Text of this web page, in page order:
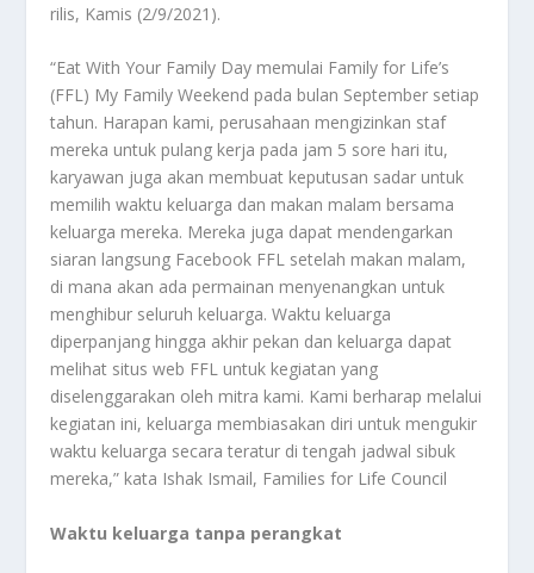
rilis, Kamis (2/9/2021).
“Eat With Your Family Day memulai Family for Life’s
(FFL) My Family Weekend pada bulan September setiap
tahun. Harapan kami, perusahaan mengizinkan staf
mereka untuk pulang kerja pada jam 5 sore hari itu,
karyawan juga akan membuat keputusan sadar untuk
memilih waktu keluarga dan makan malam bersama
keluarga mereka. Mereka juga dapat mendengarkan
siaran langsung Facebook FFL setelah makan malam,
di mana akan ada permainan menyenangkan untuk
menghibur seluruh keluarga. Waktu keluarga
diperpanjang hingga akhir pekan dan keluarga dapat
melihat situs web FFL untuk kegiatan yang
diselenggarakan oleh mitra kami. Kami berharap melalui
kegiatan ini, keluarga membiasakan diri untuk mengukir
waktu keluarga secara teratur di tengah jadwal sibuk
mereka,” kata Ishak Ismail, Families for Life Council
Waktu keluarga tanpa perangkat